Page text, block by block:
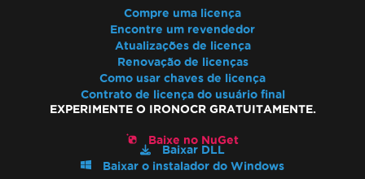
Compre uma licença
Encontre um revendedor
Atualizações de licença
Renovação de licenças
Como usar chaves de licença
Contrato de licença do usuário final
EXPERIMENTE O IRONOCR GRATUITAMENTE.
Baixe no NuGet
Baixar DLL
Baixar o instalador do Windows